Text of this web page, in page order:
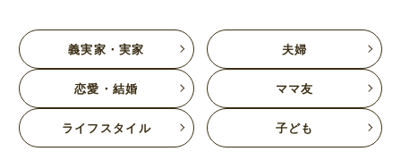
義実家・実家 夫婦
恋愛・結婚 ママ友
ライフスタイル 子ども